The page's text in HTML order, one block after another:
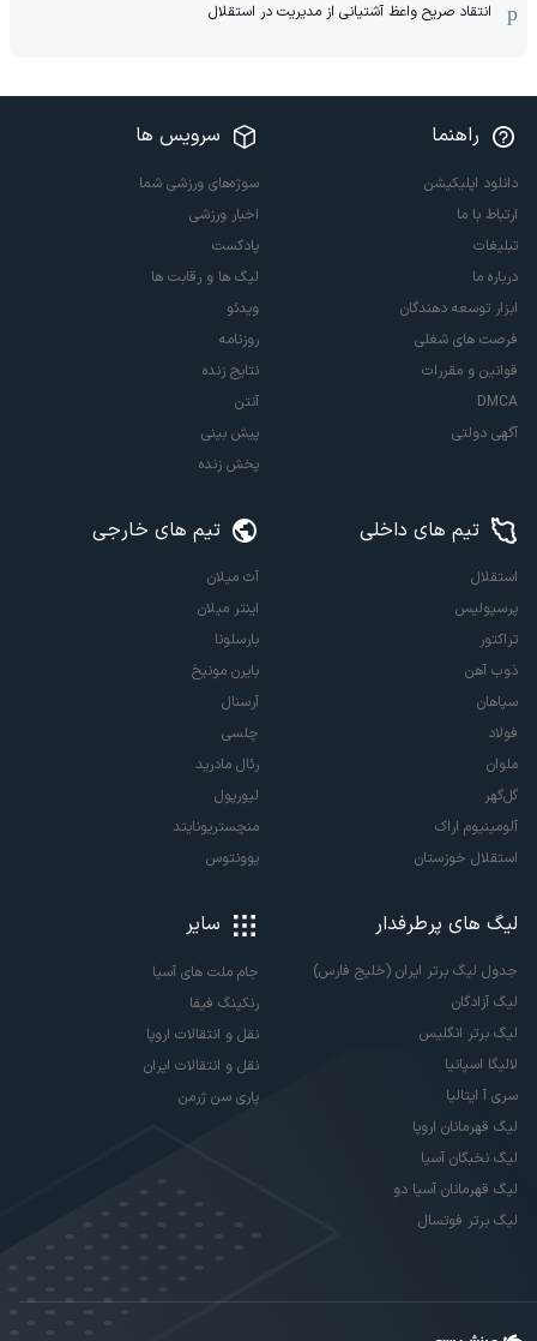
انتقاد صریح واعظ آشتیانی از مدیریت در استقلال
راهنما
دانلود اپلیکیشن
ارتباط با ما
تبلیغات
درباره ما
ابزار توسعه دهندگان
فرصت های شغلی
قوانین و مقررات
DMCA
آگهی دولتی
سرویس ها
سوژه‌های ورزشی شما
اخبار ورزشی
پادکست
لیگ ها و رقابت ها
ویدئو
روزنامه
نتایج زنده
آنتن
پیش بینی
پخش زنده
تیم های داخلی
استقلال
پرسپولیس
تراکتور
ذوب آهن
سپاهان
فولاد
ملوان
گل‌گهر
آلومینیوم اراک
استقلال خوزستان
تیم های خارجی
آث میلان
اینتر میلان
بارسلونا
بایرن مونیخ
آرسنال
چلسی
رئال مادرید
لیورپول
منچستریونایتد
یوونتوس
لیگ های پرطرفدار
جدول لیگ برتر ایران (خلیج فارس)
لیگ آزادگان
لیگ برتر انگلیس
لالیگا اسپانیا
سری آ ایتالیا
لیگ قهرمانان اروپا
لیگ نخبگان آسیا
لیگ قهرمانان آسیا دو
لیگ برتر فوتسال
سایر
جام ملت های آسیا
رنکینگ فیفا
نقل و انتقالات اروپا
نقل و انتقالات ایران
پاری سن ژرمن